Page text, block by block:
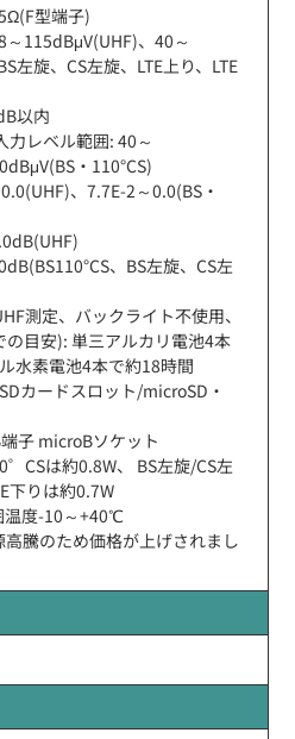
型端子)
～115dBμV(UHF)、40～
左旋、CS左旋、LTE上り、LTE
以内
力レベル範囲: 40～
・110°CS)
、7.7E-2～0.0(BS・
、BS左旋、CS左
測定、バックライト不使用、
目安): 単三アルカリ電池4本
水素電池4本で約18時間
カードスロット/microSD・
子 microBソケット
゜CSは約0.8W、 BS左旋/CS左
下りは約0.7W
温度-10～+40℃
騰のため価格が上げされまし